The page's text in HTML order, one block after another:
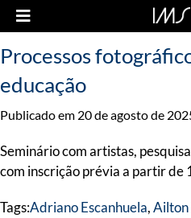
Processos
educação
Publicado em 20 de agosto de
Seminário com artistas,
com inscrição prévia a partir de
Tags:Adriano Escanhuela,Ailton